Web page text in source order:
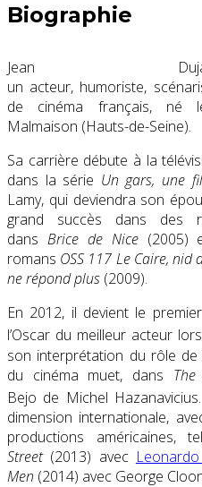
Biographie
Jean
un acteur, humoriste,
de cinéma français, né
Malmaison (Hauts-de-Seine).
Sa carrière débute à la
dans la série Un gars, une
Lamy, qui deviendra son
grand succès dans des
dans Brice de Nice(2005)
romans OSS 117 Le Caire, nid
ne répond plus (2009).
En 2012, il devient le
l’Oscar du meilleur acteur
son interprétation du rôle de
du cinéma muet, dans
Bejo de Michel Hazanavicius
dimension internationale,
productions américaines,
Street(2013) avec
Men (2014) avec George